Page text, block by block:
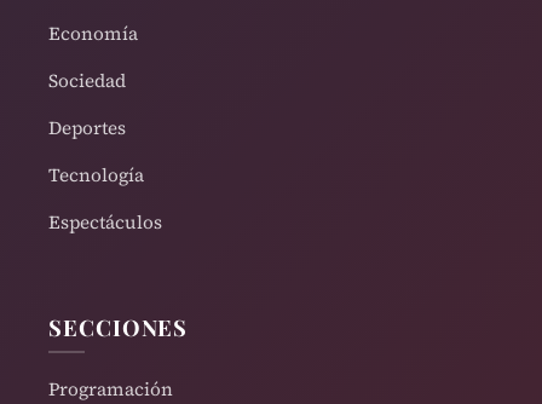
Economía
Sociedad
Deportes
Tecnología
Espectáculos
SECCIONES
Programación